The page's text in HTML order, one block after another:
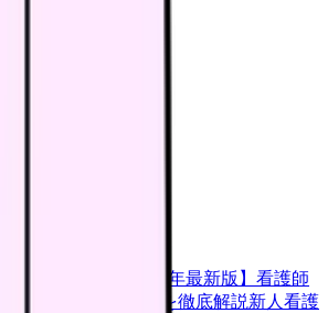
ング
額
ル
ョン(女性看護師)
(求人情報から)
職場
ら見える傾向
グ活用法
キングTOP5【2026年最新版】 看護師
年度の最新情報を徹底解説新人看護